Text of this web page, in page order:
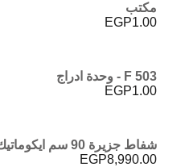
مكتب
EGP1.00
F 503 - وحدة ادراج
EGP1.00
شفاط جزيرة 90 سم ايكوماتيك
EGP8,990.00